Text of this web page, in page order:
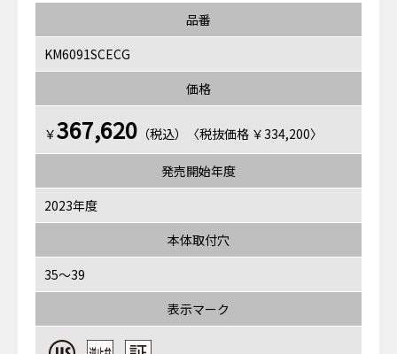
品番
KM6091SCECG
価格
￥367,620 （税込）〈税抜価格 ￥334,200〉
発売開始年度
2023年度
本体取付穴
35～39
表示マーク